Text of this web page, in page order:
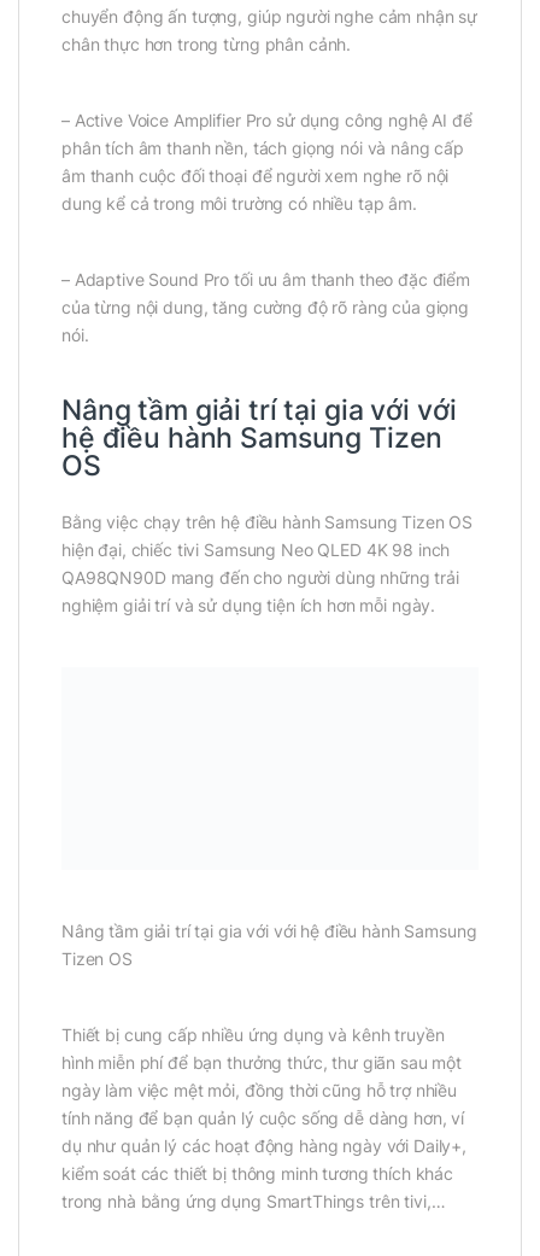
chuyển động ấn tượng, giúp người nghe cảm nhận sự
chân thực hơn trong từng phân cảnh.
– Active Voice Amplifier Pro sử dụng công nghệ AI để
phân tích âm thanh nền, tách giọng nói và nâng cấp
âm thanh cuộc đối thoại để người xem nghe rõ nội
dung kể cả trong môi trường có nhiều tạp âm.
– Adaptive Sound Pro tối ưu âm thanh theo đặc điểm
của từng nội dung, tăng cường độ rõ ràng của giọng
nói.
Nâng tầm giải trí tại gia với với
hệ điều hành Samsung Tizen
OS
Bằng việc chạy trên hệ điều hành Samsung Tizen OS
hiện đại, chiếc tivi Samsung Neo QLED 4K 98 inch
QA98QN90D mang đến cho người dùng những trải
nghiệm giải trí và sử dụng tiện ích hơn mỗi ngày.
Nâng tầm giải trí tại gia với với hệ điều hành Samsung
Tizen OS
Thiết bị cung cấp nhiều ứng dụng và kênh truyền
hình miễn phí để bạn thưởng thức, thư giãn sau một
ngày làm việc mệt mỏi, đồng thời cũng hỗ trợ nhiều
tính năng để bạn quản lý cuộc sống dễ dàng hơn, ví
dụ như quản lý các hoạt động hàng ngày với Daily+,
kiểm soát các thiết bị thông minh tương thích khác
trong nhà bằng ứng dụng SmartThings trên tivi,…